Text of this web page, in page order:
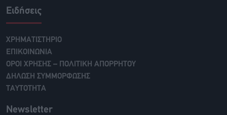
Ειδήσεις
ΧΡΗΜΑΤΙΣΤΗΡΙΟ
ΕΠΙΚΟΙΝΩΝΙΑ
ΟΡΟΙ ΧΡΗΣΗΣ – ΠΟΛΙΤΙΚΗ ΑΠΟΡΡΗΤΟΥ
ΔΗΛΩΣΗ ΣΥΜΜΟΡΦΩΣΗΣ
ΤΑΥΤΟΤΗΤΑ
Newsletter